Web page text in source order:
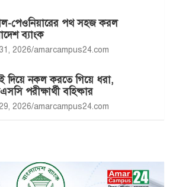
পেওনিয়ারের পথ সহজ করল
ব্যাংক
2026 amarcampus24.com
নকল করতে গিয়ে ধরা,
পরীক্ষার্থী বহিষ্কার
2026 amarcampus24.com